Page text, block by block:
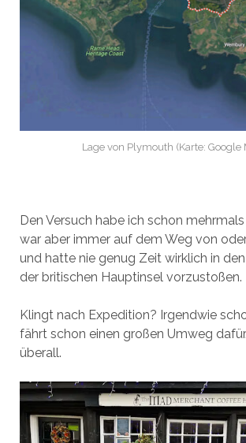
Lage von Plymouth (Karte: Google
Den Versuch habe ich schon
war aber immer auf dem Weg von
und hatte nie genug Zeit wirklich in
der britischen Hauptinsel vorzustoßen.
Klingt nach Expedition? Irgendwie
fährt schon einen großen Umweg
überall.